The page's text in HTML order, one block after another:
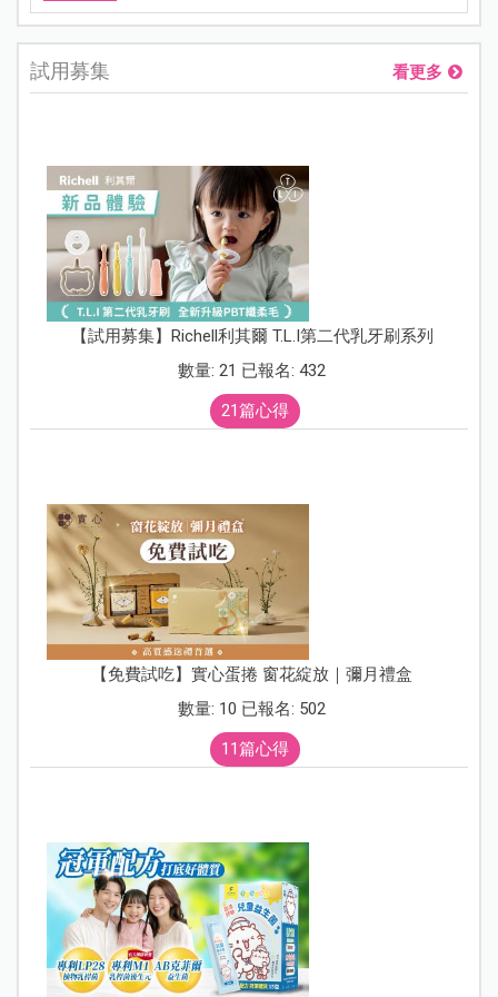
試用募集 看更多
【試用募集】Richell利其爾 T.L.I第二代乳牙刷系列
數量: 21 已報名: 432
21篇心得
【免費試吃】實心蛋捲 窗花綻放｜彌月禮盒
數量: 10 已報名: 502
11篇心得